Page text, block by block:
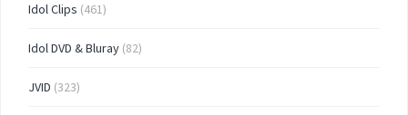
Idol Clips (461)
Idol DVD & Bluray (82)
JVID (323)